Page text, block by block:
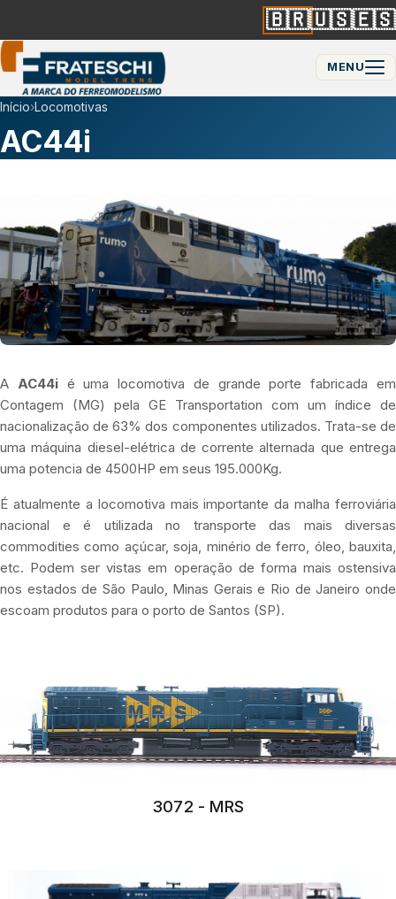
🇧🇷🇺🇸🇪🇸
MENU
Início›Locomotivas
AC44i
A AC44ié uma locomotiva de grande porte fabricada em
Contagem (MG) pela GE Transportation com um índice de
nacionalização de 63% dos componentes utilizados. Trata-se de
uma máquina diesel-elétrica de corrente alternada que entrega
uma potencia de 4500HP em seus 195.000Kg.
É atualmente a locomotiva mais importante da malha ferroviária
nacional e é utilizada no transporte das mais diversas
commodities como açúcar, soja, minério de ferro, óleo, bauxita,
etc. Podem ser vistas em operação de forma mais ostensiva
nos estados de São Paulo, Minas Gerais e Rio de Janeiro onde
escoam produtos para o porto de Santos (SP).
3072 - MRS